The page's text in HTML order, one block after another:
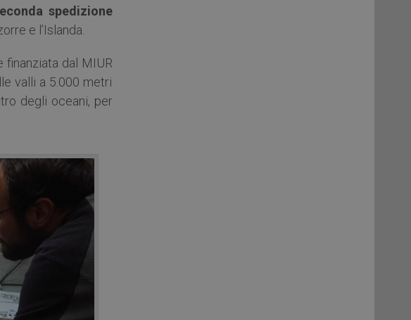
spedizione
e l’Islanda.
finanziata dal MIUR
valli a 5.000 metri
degli oceani, per